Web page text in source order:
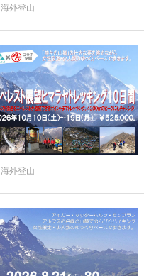
海外登山
海外登山